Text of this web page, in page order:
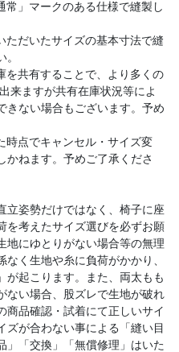
常」マークのある仕様で縫製し
ただいたサイズの基本寸法で縫
。
を共有することで、より多くの
来ますが共有在庫状況等によ
きない場合もございます。予め
時点でキャンセル・サイズ変
かねます。予めご了承くださ
立姿勢だけではなく、椅子に座
を考えたサイズ選びを必ずお願
地にゆとりがない場合等の無理
く生地や糸に負荷がかかり、
が起こります。また、両太もも
ない場合、股ズレで生地が破れ
商品確認・試着にて正しいサイ
ズが合わない事による「縫い目
」「交換」「無償修理」はいた